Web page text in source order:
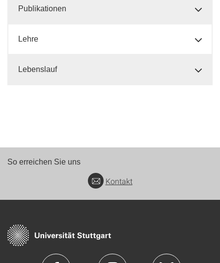
Publikationen
Lehre
Lebenslauf
So erreichen Sie uns
Kontakt